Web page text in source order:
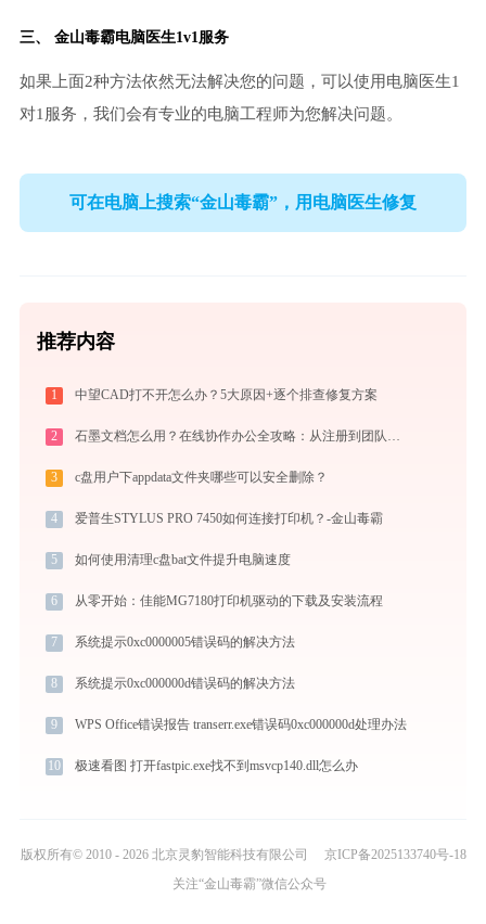
三、 金山毒霸电脑医生1v1服务
如果上面2种方法依然无法解决您的问题，可以使用电脑医生1
对1服务，我们会有专业的电脑工程师为您解决问题。
可在电脑上搜索“金山毒霸”，用电脑医生修复
推荐内容
1 中望CAD打不开怎么办？5大原因+逐个排查修复方案
2 石墨文档怎么用？在线协作办公全攻略：从注册到团队高效协同
3 c盘用户下appdata文件夹哪些可以安全删除？
4 爱普生STYLUS PRO 7450如何连接打印机？-金山毒霸
5 如何使用清理c盘bat文件提升电脑速度
6 从零开始：佳能MG7180打印机驱动的下载及安装流程
7 系统提示0xc0000005错误码的解决方法
8 系统提示0xc000000d错误码的解决方法
9 WPS Office错误报告 transerr.exe错误码0xc000000d处理办法
10 极速看图 打开fastpic.exe找不到msvcp140.dll怎么办
版权所有© 2010 - 2026 北京灵豹智能科技有限公司
京ICP备2025133740号-18
关注“金山毒霸”微信公众号